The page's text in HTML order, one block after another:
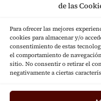
de las
Para ofrecer las mejores
cookies para almacenar y/o
consentimiento de estas
el comportamiento de
sitio. No consentir o retirar el
negativamente a ciertas
Páginas Legales